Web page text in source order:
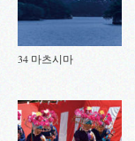
34 마츠시마